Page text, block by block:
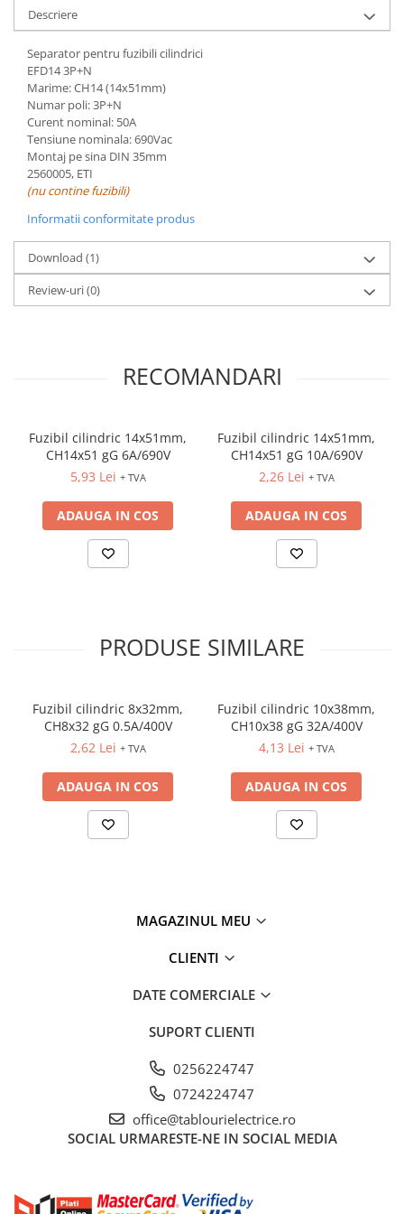
Controlere pentru automatizari
Switch-uri si comunicatii
Convertizoare frecvenţă
Invertoare (Convertizoare)
Accesorii convertizoare frecventa
Senzori
Cabluri senzori
Senzori inductivi
Senzori optici
Senzori presiune
Senzori temperatura
Întrerupt. autom. compacte
Accesorii intreruptoare compacte
Fuzibili tip D
Fuzibili tip D0
Fuzibili tip MPR
Separatoare si socluri fuzibili
Comutatoare, Cleme
Limitatoare pozitie mecanice
Butoane si lampi
Butoane
Selectoare
Ciuperci emergenta,
Potentiometre, Butoane diverse
Cofrete si Tablouri electrice
Componente pentru tablouri
Stechere si Prize industriale
Sisteme de paratrasnet
Descriere
Separator pentru fuzibili cilindrici
EFD14 3P+N
Marime: CH14 (14x51mm)
Numar poli: 3P+N
Curent nominal: 50A
Tensiune nominala: 690Vac
Montaj pe sina DIN 35mm
2560005, ETI
(nu contine fuzibili)
Informatii conformitate produs
Download (1)
Review-uri(0)
RECOMANDARI
Fuzibil cilindric 14x51mm,
CH14x51 gG 6A/690V
5,93 Lei + TVA
ADAUGA IN COS
Fuzibil cilindric 14x51mm,
CH14x51 gG 10A/690V
2,26 Lei + TVA
ADAUGA IN COS
PRODUSE SIMILARE
Fuzibil cilindric 8x32mm,
CH8x32 gG 0.5A/400V
2,62 Lei + TVA
ADAUGA IN COS
Fuzibil cilindric 10x38mm,
CH10x38 gG 32A/400V
4,13 Lei + TVA
ADAUGA IN COS
MAGAZINUL MEU
CLIENTI
DATE COMERCIALE
SUPORT CLIENTI
0256224747
0724224747
office@tablourielectrice.ro
SOCIAL URMARESTE-NE IN SOCIAL MEDIA